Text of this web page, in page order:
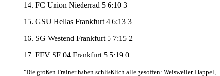
14. FC Union Niederrad 5 6:10 3
15. GSU Hellas Frankfurt 4 6:13 3
16. SG Westend Frankfurt 5 7:15 2
17. FFV SF 04 Frankfurt 5 5:19 0
"Die großen Trainer haben schließlich alle gesoffen: Weisweiler, Happel,